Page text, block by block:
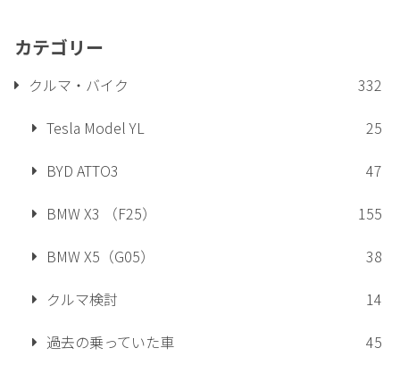
カテゴリー
クルマ・バイク
332
Tesla Model YL
25
BYD ATTO3
47
BMW X3 （F25）
155
BMW X5（G05）
38
クルマ検討
14
過去の乗っていた車
45